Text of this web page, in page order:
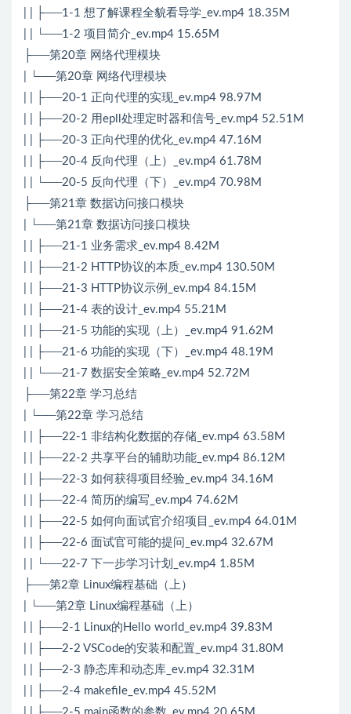
| | ├──1-1 想了解课程全貌看导学_ev.mp4 18.35M
| | └──1-2 项目简介_ev.mp4 15.65M
├──第20章 网络代理模块
| └──第20章 网络代理模块
| | ├──20-1 正向代理的实现_ev.mp4 98.97M
| | ├──20-2 用epll处理定时器和信号_ev.mp4 52.51M
| | ├──20-3 正向代理的优化_ev.mp4 47.16M
| | ├──20-4 反向代理（上）_ev.mp4 61.78M
| | └──20-5 反向代理（下）_ev.mp4 70.98M
├──第21章 数据访问接口模块
| └──第21章 数据访问接口模块
| | ├──21-1 业务需求_ev.mp4 8.42M
| | ├──21-2 HTTP协议的本质_ev.mp4 130.50M
| | ├──21-3 HTTP协议示例_ev.mp4 84.15M
| | ├──21-4 表的设计_ev.mp4 55.21M
| | ├──21-5 功能的实现（上）_ev.mp4 91.62M
| | ├──21-6 功能的实现（下）_ev.mp4 48.19M
| | └──21-7 数据安全策略_ev.mp4 52.72M
├──第22章 学习总结
| └──第22章 学习总结
| | ├──22-1 非结构化数据的存储_ev.mp4 63.58M
| | ├──22-2 共享平台的辅助功能_ev.mp4 86.12M
| | ├──22-3 如何获得项目经验_ev.mp4 34.16M
| | ├──22-4 简历的编写_ev.mp4 74.62M
| | ├──22-5 如何向面试官介绍项目_ev.mp4 64.01M
| | ├──22-6 面试官可能的提问_ev.mp4 32.67M
| | └──22-7 下一步学习计划_ev.mp4 1.85M
├──第2章 Linux编程基础（上）
| └──第2章 Linux编程基础（上）
| | ├──2-1 Linux的Hello world_ev.mp4 39.83M
| | ├──2-2 VSCode的安装和配置_ev.mp4 31.80M
| | ├──2-3 静态库和动态库_ev.mp4 32.31M
| | ├──2-4 makefile_ev.mp4 45.52M